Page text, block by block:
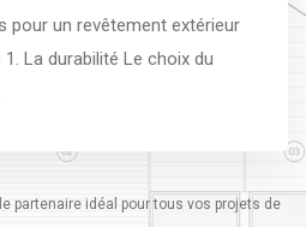
pour un revêtement extérieur
La durabilité Le choix du
partenaire idéal pour tous vos projets de